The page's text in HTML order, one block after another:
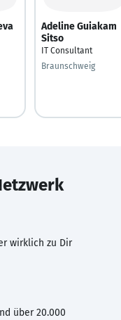
Adeline Guiakam
Sitso
IT Consultant
Braunschweig
wirklich zu Dir
über 20.000